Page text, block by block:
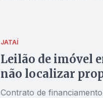
JATAÍ
Leilão de imóvel
não localizar
Contrato de